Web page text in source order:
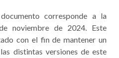
corresponde a la
noviembre de 2024. Este
con el fin de mantener un
distintas versiones de este